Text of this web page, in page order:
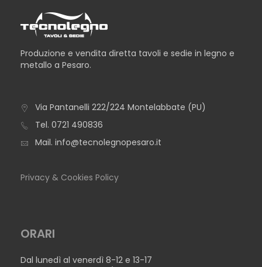
TAVOLO CATTOLICA
Produzione e vendita diretta tavoli e sedie in legno e
metallo a Pesaro.
Via Pantanelli 222/224 Montelabbate (PU)
Tel. 0721 490836
Mail. info@tecnolegnopesaro.it
Privacy & Cookies Policy
ORARI
Dal lunedì al venerdì 8-12 e 13-17